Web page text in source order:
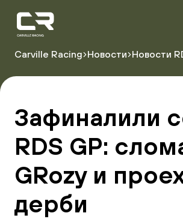
version="1.0"
encoding="utf-
Автопарк
Партнёры
Расписание
Результаты
Carville Racing Новости Новости
Зафиналили
RDS GP:
GRozу и
дерби